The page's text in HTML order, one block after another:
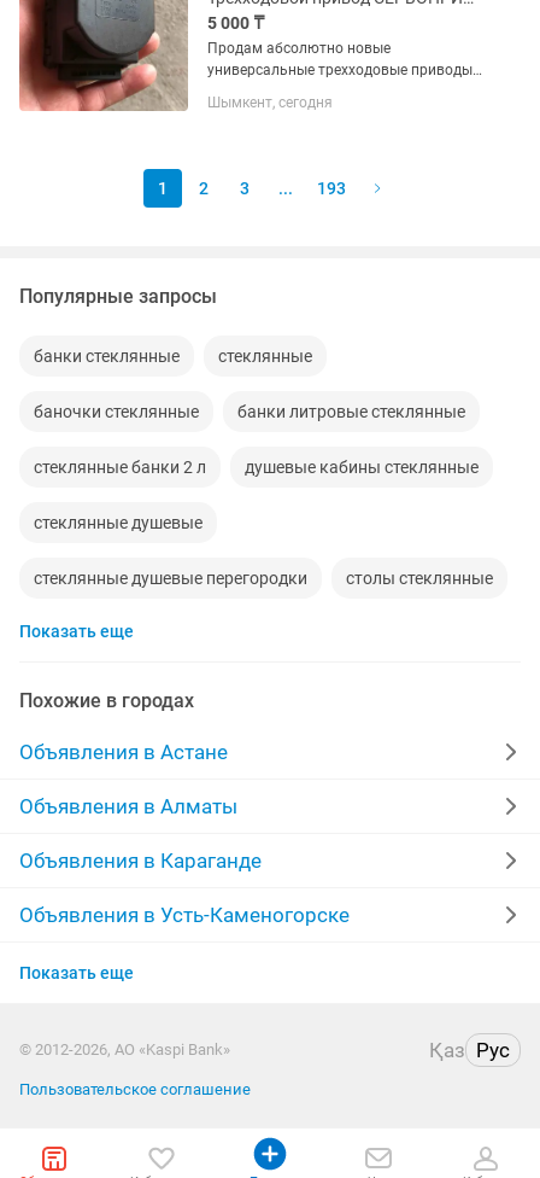
5 000 ₸
Продам абсолютно новые
универсальные трехходовые приводы
Данные сервоприводы подходят на
много....
Шымкент, сегодня
1 2 3 ... 193
Популярные запросы
банки стеклянные стеклянные
баночки стеклянные банки литровые стеклянные
стеклянные банки 2 л душевые кабины стеклянные
стеклянные душевые
стеклянные душевые перегородки столы стеклянные
стеклянные душевое
банки стеклянные 5
Показать еще
Похожие в городах
Объявления в Астане
Объявления в Алматы
Объявления в Караганде
Объявления в Усть-Каменогорске
Объявления в Актобе
Объявления в Таразе
Объявления в Павлодаре
Показать еще
© 2012-2026, АО «Kaspi Bank» Қаз Рус
Пользовательское соглашение